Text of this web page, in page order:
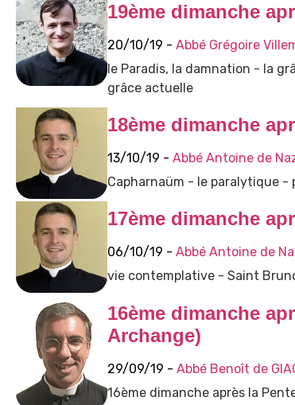
19ème dimanche
20/10/19 - Abbé Grégoire
le Paradis, la damnation - la
grâce actuelle
18ème dimanche
13/10/19 - Abbé Antoine de
Capharnaüm - le paralytique -
17ème dimanche
06/10/19 - Abbé Antoine de
vie contemplative - Saint
16ème dimanche
Archange)
29/09/19 - Abbé Benoît de
16ème dimanche après la